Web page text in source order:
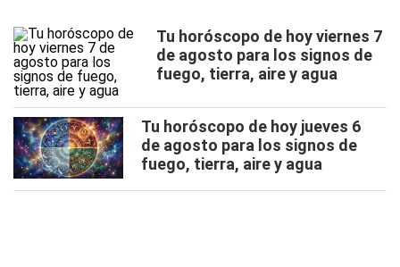
Tu horóscopo de hoy viernes 7
de agosto para los signos de
fuego, tierra, aire y agua
Tu horóscopo de hoy jueves 6
de agosto para los signos de
fuego, tierra, aire y agua